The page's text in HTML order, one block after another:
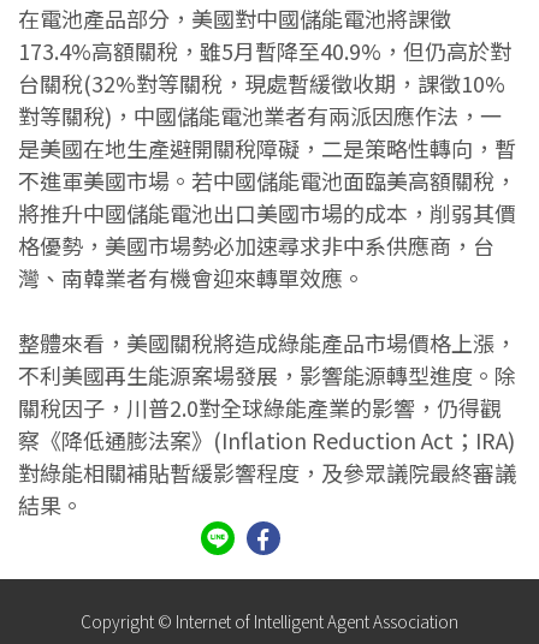
在電池產品部分，美國對中國儲能電池將課徵
173.4%高額關稅，雖5月暫降至40.9%，但仍高於對
台關稅(32%對等關稅，現處暫緩徵收期，課徵10%
對等關稅)，中國儲能電池業者有兩派因應作法，一
是美國在地生產避開關稅障礙，二是策略性轉向，暫
不進軍美國市場。若中國儲能電池面臨美高額關稅，
將推升中國儲能電池出口美國市場的成本，削弱其價
格優勢，美國市場勢必加速尋求非中系供應商，台
灣、南韓業者有機會迎來轉單效應。
整體來看，美國關稅將造成綠能產品市場價格上漲，
不利美國再生能源案場發展，影響能源轉型進度。除
關稅因子，川普2.0對全球綠能產業的影響，仍得觀
察《降低通膨法案》(Inflation Reduction Act；IRA)
對綠能相關補貼暫緩影響程度，及參眾議院最終審議
結果。
Copyright © Internet of Intelligent Agent Association